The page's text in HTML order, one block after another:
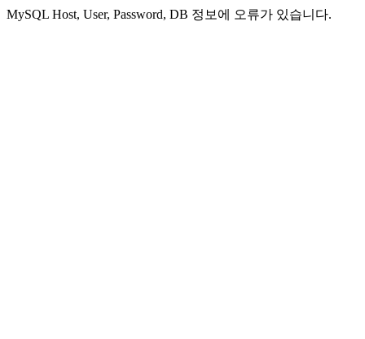
MySQL Host, User, Password, DB 정보에 오류가 있습니다.